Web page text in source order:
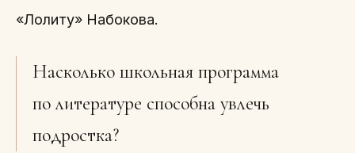
«Лолиту» Набокова.
Насколько школьная программа
по литературе способна увлечь
подростка?